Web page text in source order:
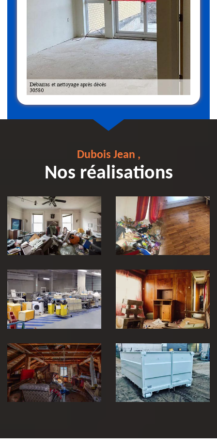
Dubois Jean ,
Nos réalisations
Entreprise de
débarras 30
Débarras et
nettoyage après
décès 30
débarras
entreprise et
locaux industriel
30
Débarras de
maison 30
Débarras de
grenier et cave
30
Location de benne
30